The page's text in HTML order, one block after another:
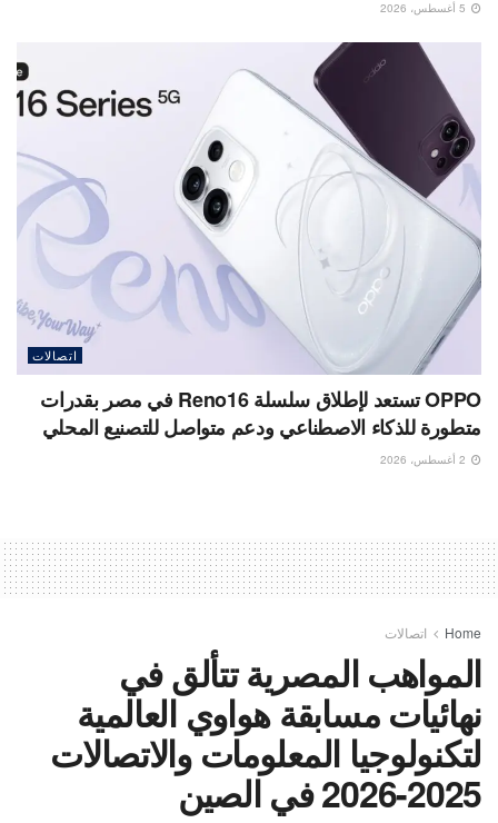
اتصالات
OPPO تستعد لإطلاق سلسلة Reno16 في مصر بقدرات
متطورة للذكاء الاصطناعي ودعم متواصل للتصنيع المحلي
Home اتصالات
المواهب المصرية تتألق في
نهائيات مسابقة هواوي العالمية
لتكنولوجيا المعلومات والاتصالات
2025-2026 في الصين